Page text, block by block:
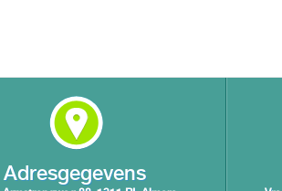
Adresgegevens